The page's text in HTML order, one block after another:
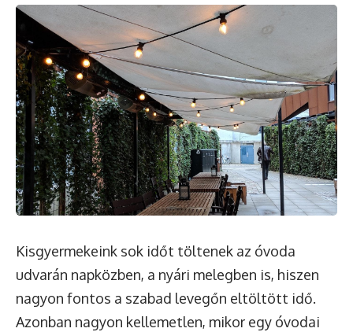
Kisgyermekeink sok időt töltenek az óvoda
udvarán napközben, a nyári melegben is, hiszen
nagyon fontos a szabad levegőn eltöltött idő.
Azonban nagyon kellemetlen, mikor egy óvodai